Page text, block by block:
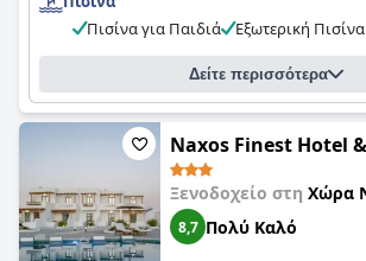
είναι απίστευτα φιλικό, φιλόξενο και
τη διαμονή σας ακόμα πιο ευχάριστη. Ο
είναι υπερσύγχρονος με ένα υπέροχο μπαρ
κήπους, αποτελώντας το ιδανικό μέρος για
μετά από μια μέρα εξερεύνησης. Συνολικά,
μπορούν να περιμένουν ένα πολύ καθαρό
εξοπλισμένο ξενοδοχείο με φανταστικό
εντυπωσιακό χώρο πισίνας στοPorto Naxos.
Πισίνα για Παιδιά
Εξωτερική Πισίνα
Δείτε περισσότερα
Naxos Finest Hotel
Ξενοδοχείο στη Χώρα
8,7 Πολύ Καλό